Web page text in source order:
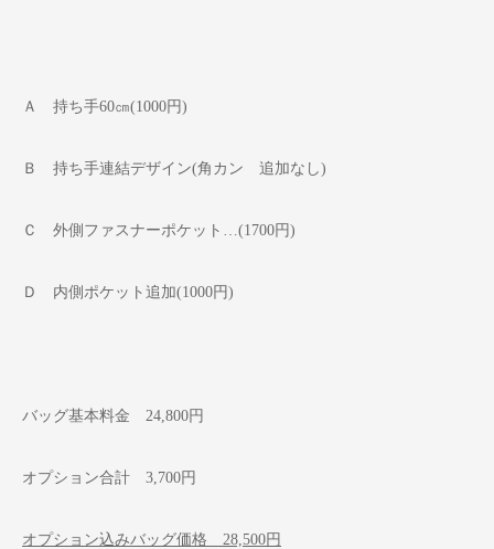
Ａ 持ち手60㎝(1000円)
Ｂ 持ち手連結デザイン(角カン 追加なし)
Ｃ 外側ファスナーポケット…(1700円)
Ｄ 内側ポケット追加(1000円)
バッグ基本料金 24,800円
オプション合計 3,700円
オプション込みバッグ価格 28,500円